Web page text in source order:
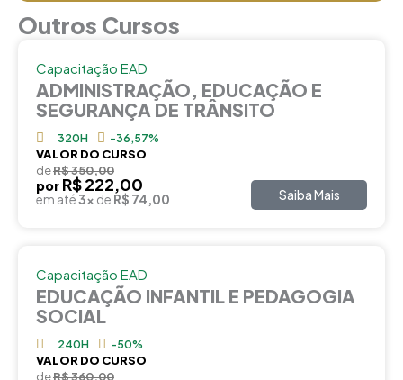
Outros Cursos
Capacitação EAD
ADMINISTRAÇÃO, EDUCAÇÃO E
SEGURANÇA DE TRÂNSITO
320H -36,57%
VALOR DO CURSO
deR$ 350,00
por R$ 222,00
em até3x de R$ 74,00 Saiba Mais
Capacitação EAD
EDUCAÇÃO INFANTIL E PEDAGOGIA
SOCIAL
240H -50%
VALOR DO CURSO
deR$ 360,00